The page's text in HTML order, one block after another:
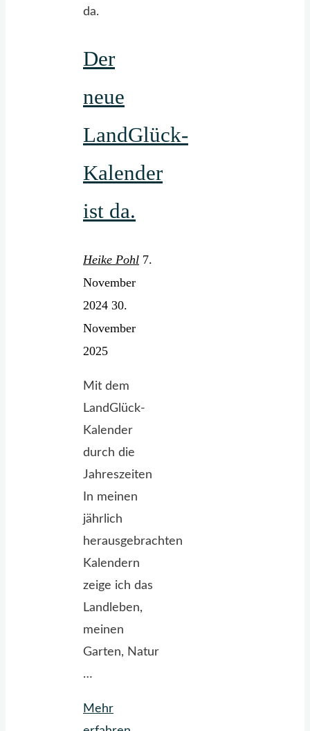
Der
neue
LandGlück-
Kalender
ist da.
Heike Pohl 7.
November
2024 30.
November
2025
Mit dem
LandGlück-
Kalender
durch die
Jahreszeiten
In meinen
jährlich
herausgebrachten
Kalendern
zeige ich das
Landleben,
meinen
Garten, Natur
…
Mehr